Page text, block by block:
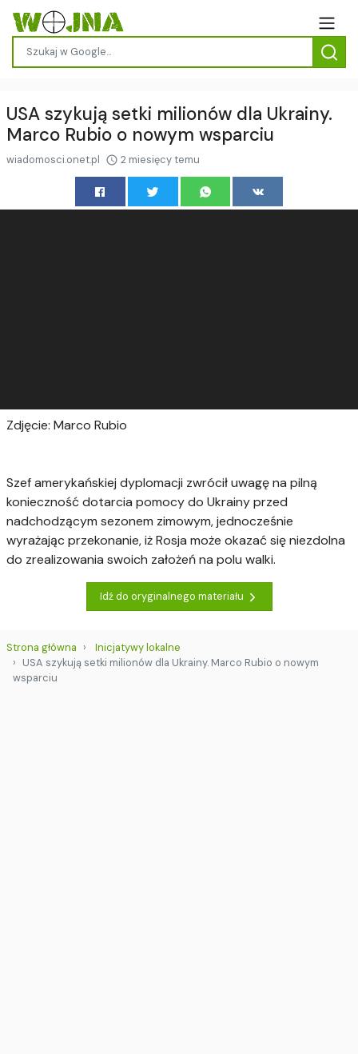
USA szykują setki milionów dla Ukrainy.
Marco Rubio o nowym wsparciu
wiadomosci.onet.pl 2 miesięcy temu
Zdjęcie: Marco Rubio
Szef amerykańskiej dyplomacji zwrócił uwagę na pilną
konieczność dotarcia pomocy do Ukrainy przed
nadchodzącym sezonem zimowym, jednocześnie
wyrażając przekonanie, iż Rosja może okazać się niezdolna
do zrealizowania swoich założeń na polu walki.
Idź do oryginalnego materiału
Strona główna
Inicjatywy lokalne
USA szykują setki milionów dla Ukrainy. Marco Rubio o nowym
wsparciu